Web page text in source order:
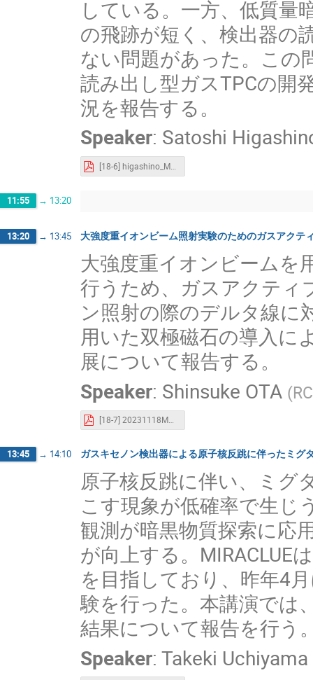
している。一方、低質量
の飛跡が短く、検出器の
ない問題があった。この
読み出し型ガスTPCの開
況を報告する。
Speaker: Satoshi
[18-6] higashino_MPGD2023.pdf
11:55 → 13:20
13:20 → 13:45 大強度重イオンビーム照射実験のためのガスアクテ
大強度重イオンビームを
行うため、ガスアクティ
ン照射の際のデルタ線に
用いた双極磁石の導入に
展について報告する。
Speaker: Shinsuke OTA (
[18-7] 20231118MPGD_Ota.pub.pdf
13:45 → 14:10 ガスキセノン検出器による原子核反跳に伴ったミグ
原子核反跳に伴い、ミグ
こす現象が低確率で生じ
観測が暗黒物質探索に応
が向上する。MIRACLUE
を目指しており、昨年4
験を行った。本講演では
結果について報告を行う
Speaker: Takeki Uchiyama